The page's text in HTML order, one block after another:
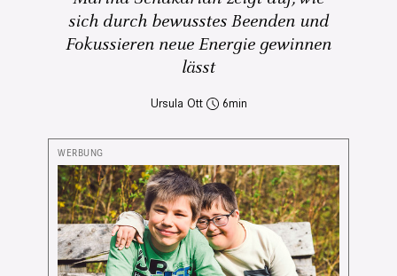
sich durch bewusstes Beenden und
Fokussieren neue Energie gewinnen
lässt
Ursula Ott 6